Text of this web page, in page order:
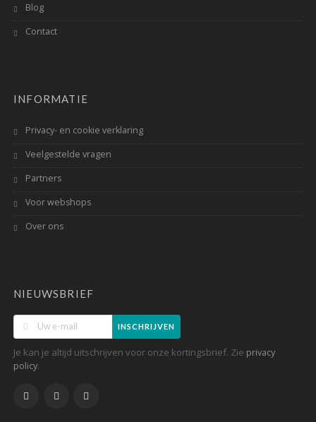
Blog
Contact
INFORMATIE
Privacy- en cookie verklaring
Veelgestelde vragen
Partners
Voor webshops
Over ons
NIEUWSBRIEF
INSCHRIJVEN
Je kan je altijd uitschrijven voor onze kortingsbrief. Zie privacy
policy.